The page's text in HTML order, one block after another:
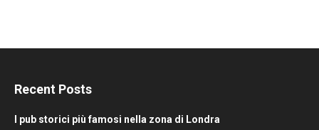
Recent Posts
I pub storici più famosi nella zona di Londra